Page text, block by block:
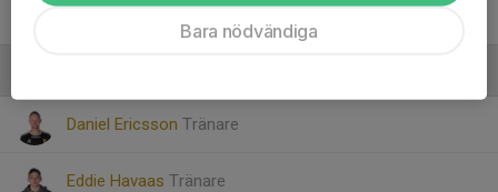
Daniel Ericsson Tränare
Eddie Havaas Tränare
Bara nödvändiga